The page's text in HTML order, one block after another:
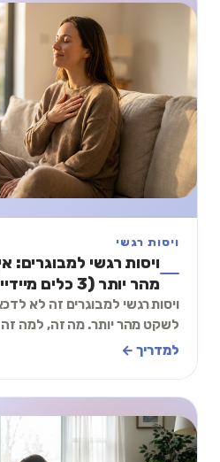
ויסות רגשי
ויסות רגשי למבוגרים:
מהר יותר (3 כלים מיידיים)
ויסות רגשי למבוגרים זה לא
לשקט מהר יותר. מה זה, למה
ו-3 כלים מיידיים שאפשר להתחיל בהם עכשיו.
למדריך ←